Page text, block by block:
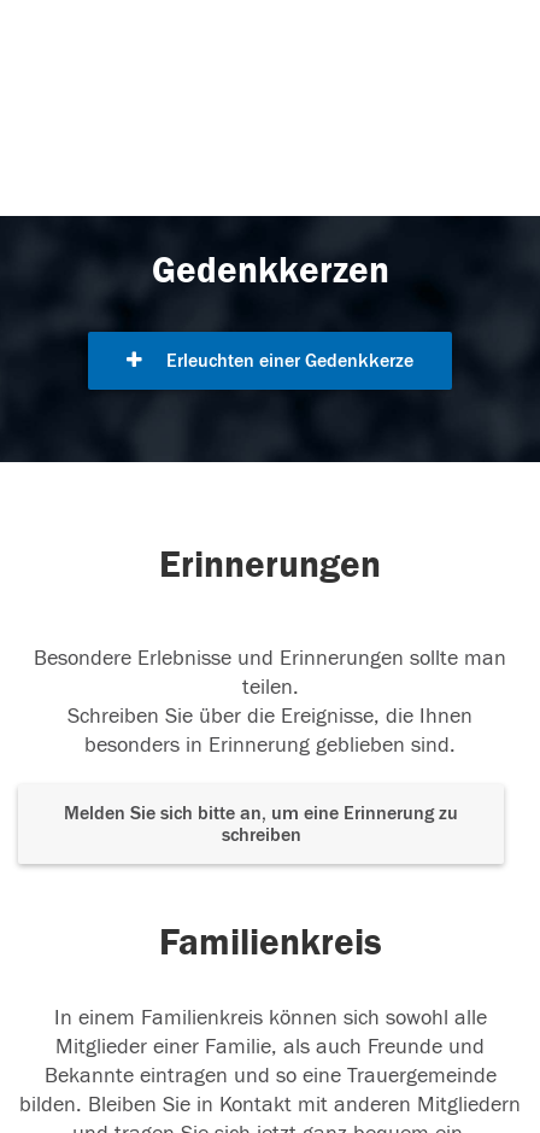
Gedenkkerzen
Erleuchten einer Gedenkkerze
Erinnerungen
Besondere Erlebnisse und Erinnerungen sollte man
teilen.
Schreiben Sie über die Ereignisse, die Ihnen
besonders in Erinnerung geblieben sind.
Melden Sie sich bitte an, um eine Erinnerung zu
schreiben
Familienkreis
In einem Familienkreis können sich sowohl alle
Mitglieder einer Familie, als auch Freunde und
Bekannte eintragen und so eine Trauergemeinde
bilden. Bleiben Sie in Kontakt mit anderen Mitgliedern